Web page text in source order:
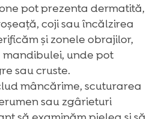
pot prezenta dermatită,
coji sau încălzirea
și zonele obrajilor,
unde pot
sau cruste.
mâncărime, scuturarea
sau zgârieturi